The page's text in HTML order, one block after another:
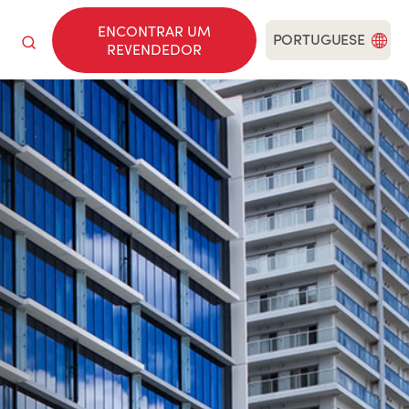
ENCONTRAR UM
REVENDEDOR
PORTUGUESE